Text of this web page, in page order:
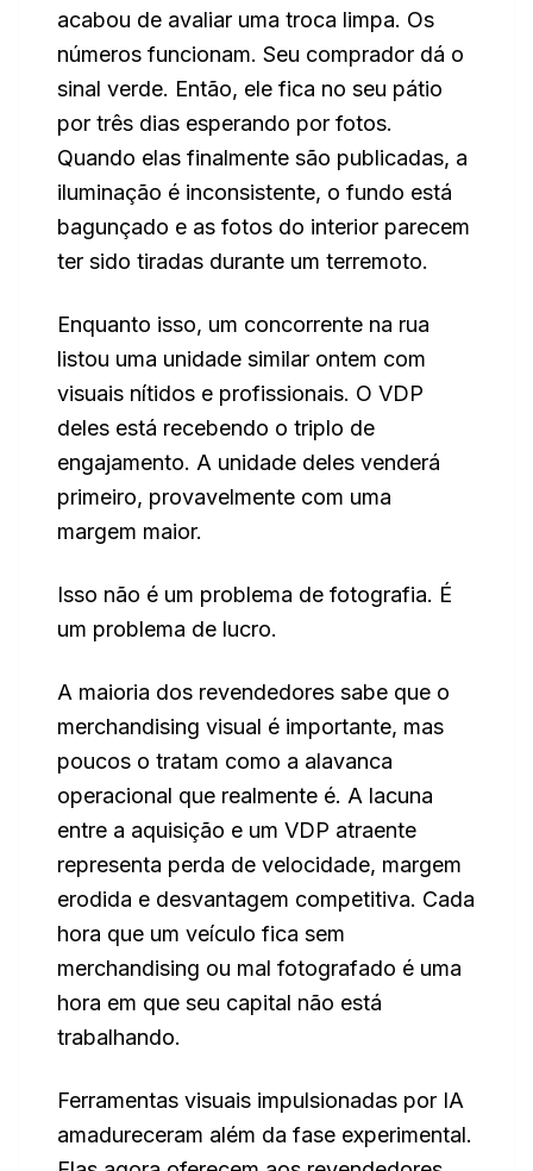
acabou de avaliar uma troca limpa. Os
números funcionam. Seu comprador dá o
sinal verde. Então, ele fica no seu pátio
por três dias esperando por fotos.
Quando elas finalmente são publicadas, a
iluminação é inconsistente, o fundo está
bagunçado e as fotos do interior parecem
ter sido tiradas durante um terremoto.
Enquanto isso, um concorrente na rua
listou uma unidade similar ontem com
visuais nítidos e profissionais. O VDP
deles está recebendo o triplo de
engajamento. A unidade deles venderá
primeiro, provavelmente com uma
margem maior.
Isso não é um problema de fotografia. É
um problema de lucro.
A maioria dos revendedores sabe que o
merchandising visual é importante, mas
poucos o tratam como a alavanca
operacional que realmente é. A lacuna
entre a aquisição e um VDP atraente
representa perda de velocidade, margem
erodida e desvantagem competitiva. Cada
hora que um veículo fica sem
merchandising ou mal fotografado é uma
hora em que seu capital não está
trabalhando.
Ferramentas visuais impulsionadas por IA
amadureceram além da fase experimental.